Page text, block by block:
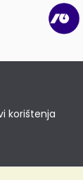
korištenja